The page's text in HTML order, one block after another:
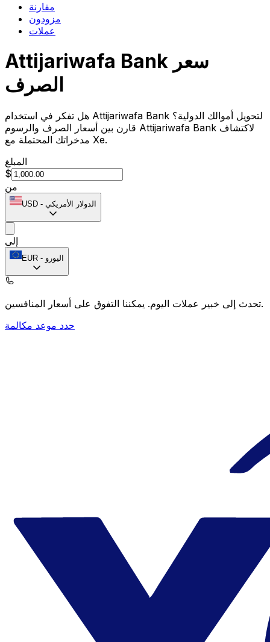
مقارنة
مزودون
عملات
Attijariwafa Bank سعر
الصرف
هل تفكر في استخدام Attijariwafa Bank لتحويل أموالك الدولية؟
قارن بين أسعار الصرف والرسوم Attijariwafa Bank لاكتشاف
مدخراتك المحتملة مع Xe.
المبلغ
$
من
USD - الدولار الأمريكي
إلى
EUR - اليورو
تحدث إلى خبير عملات اليوم.يمكننا التفوق على أسعار المنافسين.
حدد موعد مكالمة